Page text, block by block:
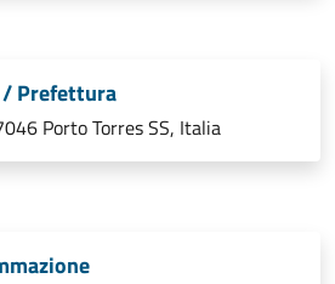
/ Prefettura
Porto Torres SS, Italia